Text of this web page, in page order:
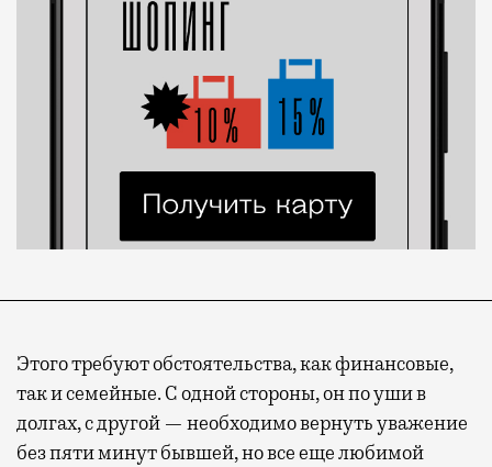
Этого требуют обстоятельства, как финансовые,
так и семейные. С одной стороны, он по уши в
долгах, с другой — необходимо вернуть уважение
без пяти минут бывшей, но все еще любимой